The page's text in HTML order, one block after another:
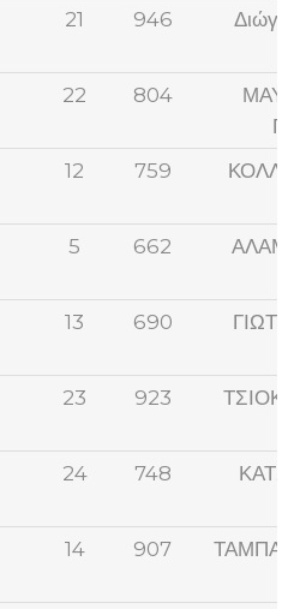
21 946
22 804
12 759
5 662
13 690
23 923
24 748
14 907